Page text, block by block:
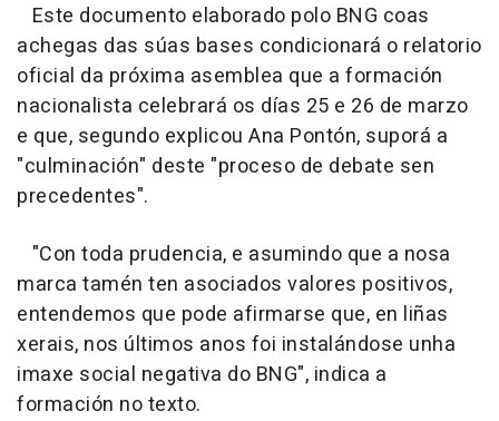
Este documento elaborado polo BNG coas
achegas das súas bases condicionará o relatorio
oficial da próxima asemblea que a formación
nacionalista celebrará os días 25 e 26 de marzo
e que, segundo explicou Ana Pontón, suporá a
"culminación" deste "proceso de debate sen
precedentes".
"Con toda prudencia, e asumindo que a nosa
marca tamén ten asociados valores positivos,
entendemos que pode afirmarse que, en liñas
xerais, nos últimos anos foi instalándose unha
imaxe social negativa do BNG", indica a
formación no texto.